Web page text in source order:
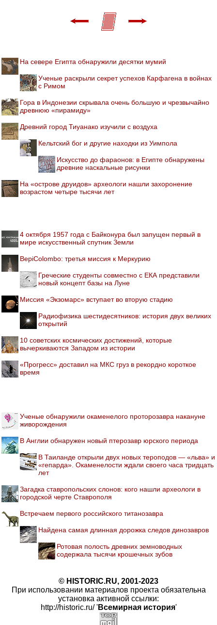
На севере Египта обнаружили десятки мумий
Ученые раскрыли секрет успехов Карфагена в войнах
с Римом
Гора в Индонезии скрывала очень большую и чрезвычайно
древнюю «пирамиду»
Древний город Тиуанако изучили с воздуха
Кельтский бог и другие находки из Уимпола
Искусство до фараонов: в Египте обнаружены
древние наскальные рисунки
На «острове друидов» археологи нашли захоронение
возрастом четыре тысячи лет
4 октября 1957 года с Байконура был запущен первый в
мире искусственный спутник Земли
BepiColombo: третья миссия к Меркурию
Греческие студенты совместно с ЕКА представили
новый концепт базы на Луне
Миссия «Экзомарс» вступает во вторую стадию
Радиофизика шестидесятников: история двух великих
открытий
10 советских космических достижений, которые
вычеркиваются Западом из истории
«Прогресс» доставил на МКС груз в рекордно короткое
время
Ученые обнаружили окаменелого проторозавра накануне
живорождения
В Англии обнаружен новый птерозавр юрского периода
В Таиланде открыли двух новых тероподов — «льва» и
«гепарда». Окаменелости ждали своего часа тридцать
лет
Загадка ставропольских слонов: кого нашли археологи в
городской черте Ставрополя
Встречаем первого российского титанозавра
Найдена самая длинная дорожка следов динозавров
Ротовая полость древних земноводных
содержала тысячи крошечных зубов
© HISTORIC.RU, 2001-2023
При использовании материалов проекта обязательна
установка активной ссылки:
http://historic.ru/ 'Всемирная история'